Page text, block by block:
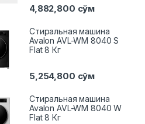
4,882,800 сўм
Стиральная машина
Avalon AVL-WM 8040 S
Flat 8 Кг
5,254,800 сўм
Стиральная машина
Avalon AVL-WM 8040 W
Flat 8 Кг